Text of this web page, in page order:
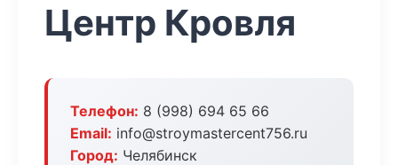
Центр Кровля
Телефон: 8 (998) 694 65 66
Email: info@stroymastercent756.ru
Город: Челябинск